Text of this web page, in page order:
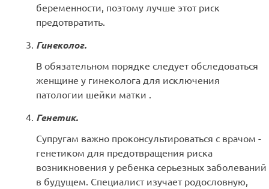
беременности, поэтому лучше этот риск
предотвратить.
Гинеколог.
В обязательном порядке следует обследоваться
женщине у гинеколога для исключения
патологии шейки матки .
Генетик.
Супругам важно проконсультироваться с врачом -
генетиком для предотвращения риска
возникновения у ребенка серьезных заболеваний
в будущем. Специалист изучает родословную,